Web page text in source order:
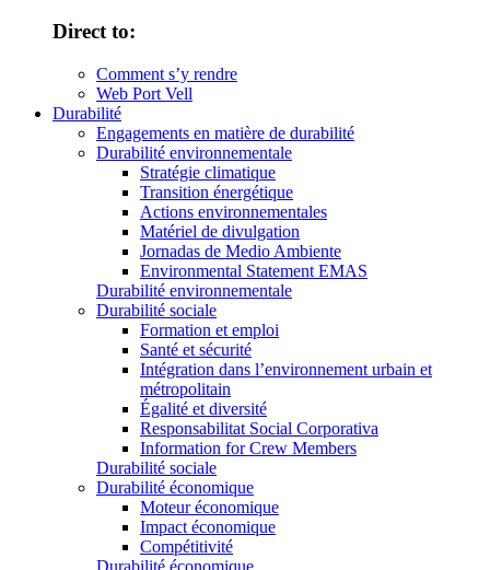
Direct to:
Comment s’y rendre
Web Port Vell
Durabilité
Engagements en matière de durabilité
Durabilité environnementale
Stratégie climatique
Transition énergétique
Actions environnementales
Matériel de divulgation
Jornadas de Medio Ambiente
Environmental Statement EMAS
Durabilité environnementale
Durabilité sociale
Formation et emploi
Santé et sécurité
Intégration dans l’environnement urbain et
métropolitain
Égalité et diversité
Responsabilitat Social Corporativa
Information for Crew Members
Durabilité sociale
Durabilité économique
Moteur économique
Impact économique
Compétitivité
Durabilité économique